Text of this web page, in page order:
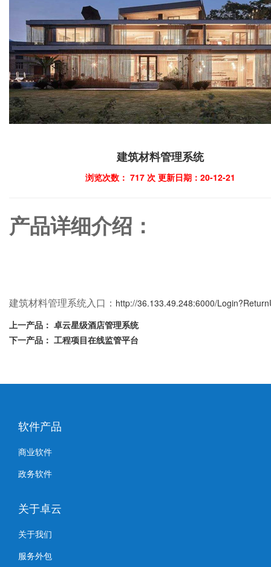
建筑材料管理系统
浏览次数： 717 次 更新日期：20-12-21
产品详细介绍：
建筑材料管理系统入口： http://36.133.49.248:6000/
上一产品： 卓云星级酒店管理系统
下一产品： 工程项目在线监管平台
软件产品
商业软件
政务软件
关于卓云
关于我们
服务外包